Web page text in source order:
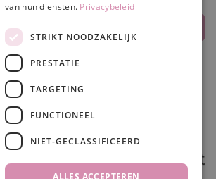
van hun diensten. Privacybeleid
STRIKT NOODZAKELIJK
PRESTATIE
TARGETING
FUNCTIONEEL
NIET-GECLASSIFICEERD
ALLES ACCEPTEREN